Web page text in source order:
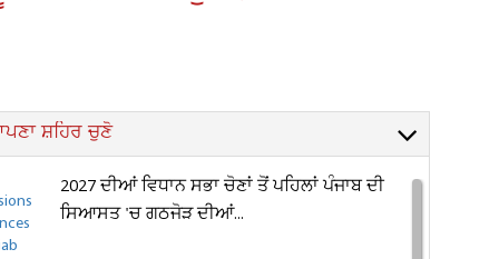
ਸ਼ਹਿਰ ਚੁਣੋ
2027 ਦੀਆਂ ਵਿਧਾਨ ਸਭਾ ਚੋਣਾਂ ਤੋਂ ਪਹਿਲਾਂ ਪੰਜਾਬ ਦੀ
ਸਿਆਸਤ 'ਚ ਗਠਜੋੜ ਦੀਆਂ...